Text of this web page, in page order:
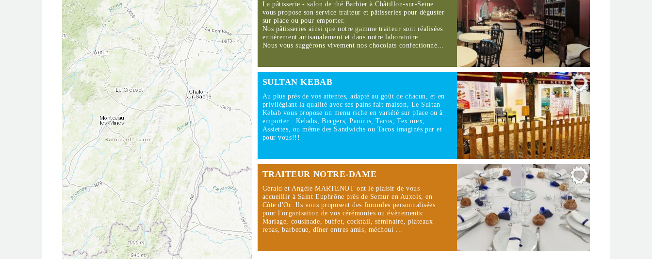
La pâtisserie - salon de thé Barbier à Châtillon-sur-Seine
vous propose son service traiteur et pâtisseries pour déguster
sur place ou pour emporter.
Nos pâtisseries ainsi que notre gamme traiteur sont réalisées
entièrement artisanalement et dans notre laboratoire.
Nous vous suggérons vivement nos chocolats confectionné…
SULTAN KEBAB
Au plus près de vos attentes, adapté au goût de chacun, et en
privilégiant la qualité avec ses pains fait maison, Le Sultan
Kebab vous propose un menu riche en variété sur place ou à
emporter : Kebabs, Burgers, Paninis, Tacos, Tex mex,
Assiettes, ou même des Sandwichs ou Tacos imaginés par et
pour vous!!!
TRAITEUR NOTRE-DAME
Gérald et Angèle MARTENOT ont le plaisir de vous
accueillir à Saint Euphrône près de Semur en Auxois, en
Côte d'Or. Ils vous proposent des formules personnalisées
pour l'organisation de vos cérémonies ou évènements:
Mariage, cousinade, buffet, cocktail, séminaire, plateaux
repas, barbecue, dîner entres amis, méchoui ...